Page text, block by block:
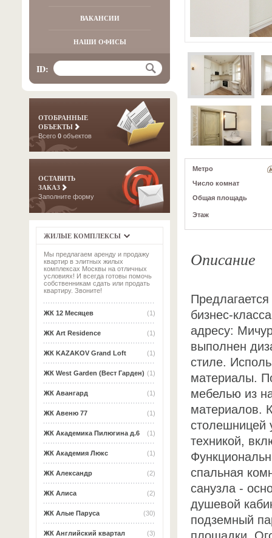
ВАКАНСИИ
НАШИ ОФИСЫ
ID:
ОТОБРАННЫЕ
ОБЪЕКТЫ
Всего 0 объектов
ОСТАВИТЬ
ЗАКАЗ
Заполните форму
ЖИЛЫЕ КОМПЛЕКСЫ
Мы предлагаем аренду и продажу
квартир в элитных жилых
комплексах Москвы на отличных
условиях! И всегда готовы помочь
собственникам сдать или продать
квартиру. Звоните!
(1)
ЖК 12 Месяцев
(1)
ЖК Art Residence
(1)
ЖК KAZAKOV Grand Loft
(1)
ЖК West Garden (Вест Гарден)
(1)
ЖК Авангард
(1)
ЖК Авеню 77
(1)
ЖК Академика Пилюгина д.6
(1)
ЖК Академия Люкс
(2)
ЖК Александр
(2)
ЖК Алиса
(30)
ЖК Алые Паруса
(3)
ЖК Английский квартал
Метро
Число комнат
Общая площадь
Этаж
Описание
бизнес-
адресу:
выполнен
стиле.
материалы.
мебелью из
материалов.
столешницей
техникой,
спальная
санузла -
душевой
подземный